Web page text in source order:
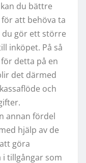
du bättre
att behöva ta
du gör ett större
inköpet. På så
detta på en
det därmed
och
annan fördel
hjälp av de
göra
i tillgångar som